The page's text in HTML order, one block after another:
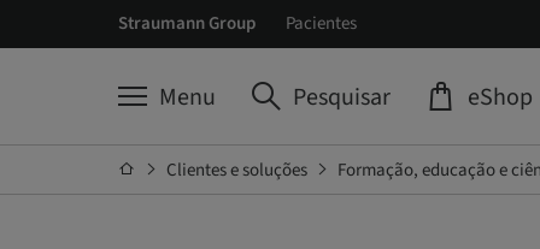
Straumann Group Pacientes
Menu Pesquisar eShop
Clientes e soluções Formação, educação e